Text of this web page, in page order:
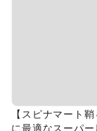
Previous
【スピナマート
に最適なスーパ